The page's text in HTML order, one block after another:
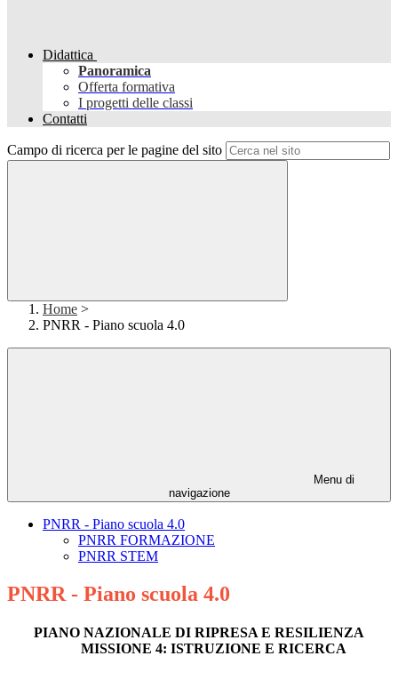
Didattica
Panoramica
Offerta formativa
I progetti delle classi
Contatti
Campo di ricerca per le pagine del sito
Home >
PNRR - Piano scuola 4.0
Menu di
navigazione
PNRR - Piano scuola 4.0
PNRR FORMAZIONE
PNRR STEM
PNRR - Piano scuola 4.0
PIANO NAZIONALE DI RIPRESA E RESILIENZA
MISSIONE 4: ISTRUZIONE E RICERCA